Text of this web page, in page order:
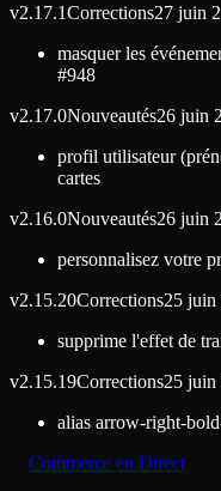
v2.17.1Corrections27 juin
masquer les
#948
v2.17.0Nouveautés26 juin
profil utilisateur
cartes
v2.16.0Nouveautés26 juin
personnalisez votre
v2.15.20Corrections25 juin
supprime l'effet de
v2.15.19Corrections25 juin
alias arrow-right-
Commerce en Direct